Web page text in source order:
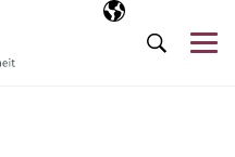
Ausgewählte
DE
Suche